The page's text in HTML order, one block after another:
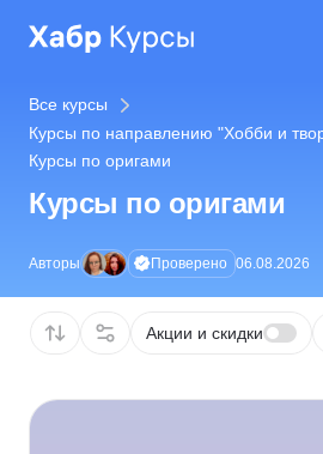
Все курсы
Курсы по направлению "Хобби и
Курсы по оригами
Курсы по оригами
Авторы Проверено 06.08.2026
Акции и скидки